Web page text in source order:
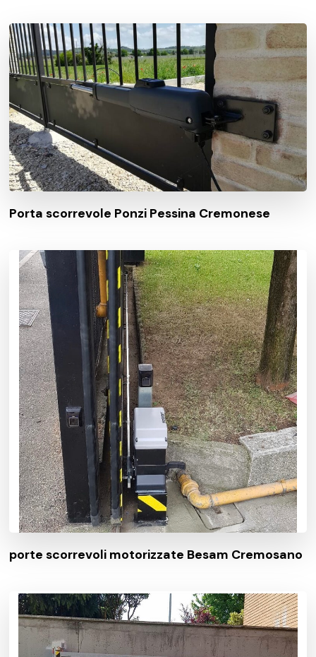
Porta scorrevole Ponzi Pessina Cremonese
porte scorrevoli motorizzate Besam Cremosano